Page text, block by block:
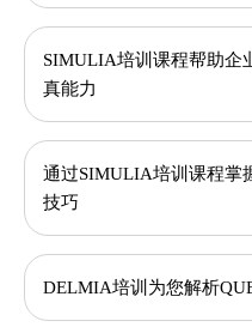
SIMULIA培训课程帮助企
真能力
通过SIMULIA培训课程掌
技巧
DELMIA培训为您解析